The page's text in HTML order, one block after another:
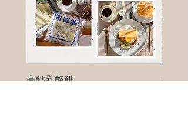
高鈣乳酪餅 樹葡萄